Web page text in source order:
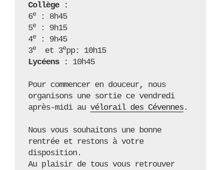
Collège :
6e
: 8h45
5e
: 9h15
4e
: 9h45
3e
  et 3
e
Lycéens :
10h45
Pour commencer en douceur, nous
organisons une sortie ce vendredi
après-midi au vélorail des Cévennes .
Nous vous souhaitons une bonne
rentrée et restons à votre
disposition.
Au plaisir de tous vous retrouver